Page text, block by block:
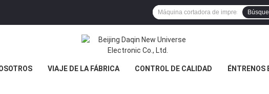
VIAJE DE LA FÁBRICA CONTROL DE CALIDAD ÉNTRENOS